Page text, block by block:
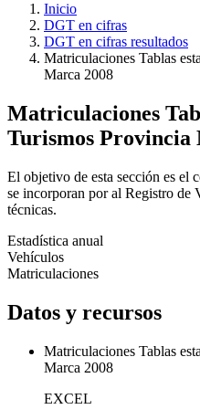
Inicio
DGT en cifras
DGT en cifras resultados
Matriculaciones Tablas
Marca 2008
Matriculaciones
Turismos Provincia
El objetivo de esta sección es el
se incorporan por al Registro de
técnicas.
Estadística anual
Vehículos
Matriculaciones
Datos y recursos
Matriculaciones Tablas
Marca 2008
EXCEL